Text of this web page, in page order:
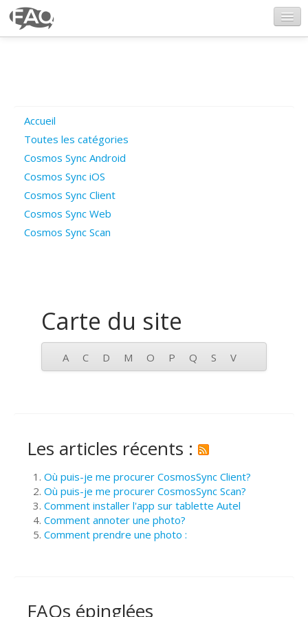
Poser une question
Questions ouvertes
Connexion
Accueil
Toutes les catégories
Cosmos Sync Android
Cosmos Sync iOS
Cosmos Sync Client
Cosmos Sync Web
Cosmos Sync Scan
Carte du site
A C D M O P Q S V
Les articles récents :
Où puis-je me procurer CosmosSync Client?
Où puis-je me procurer CosmosSync Scan?
Comment installer l'app sur tablette Autel
Comment annoter une photo?
Comment prendre une photo :
FAQs épinglées